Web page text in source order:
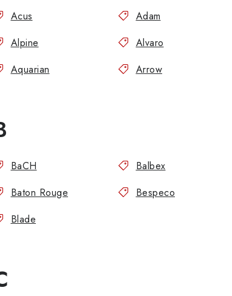
Acus Adam
Alpine
Alvaro
Aquarian
Arrow
BaCH Balbex
Baton Rouge
Bespeco
Blade